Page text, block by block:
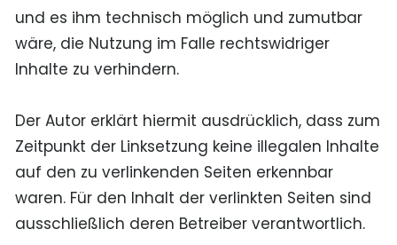
und es ihm technisch möglich und zumutbar
wäre, die Nutzung im Falle rechtswidriger
Inhalte zu verhindern.
Der Autor erklärt hiermit ausdrücklich, dass zum
Zeitpunkt der Linksetzung keine illegalen Inhalte
auf den zu verlinkenden Seiten erkennbar
waren. Für den Inhalt der verlinkten Seiten sind
ausschließlich deren Betreiber verantwortlich.